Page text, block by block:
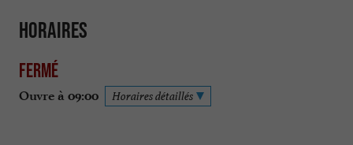
Horaires
Fermé
Ouvre à 09:00 Horaires détaillés